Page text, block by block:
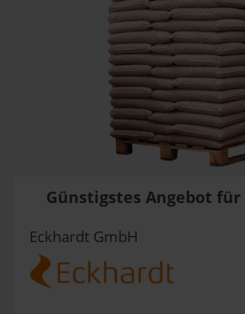
Günstigstes Angebot für
Eckhardt GmbH